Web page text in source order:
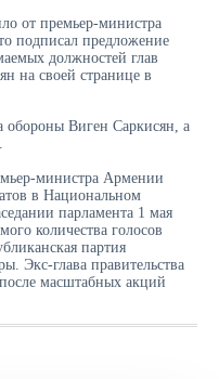
от премьер-министра
подписал предложение
должностей глав
на своей странице в
обороны Виген Саркисян, а
министра Армении
в Национальном
парламента 1 мая
количества голосов
партия
Экс-глава правительства
масштабных акций